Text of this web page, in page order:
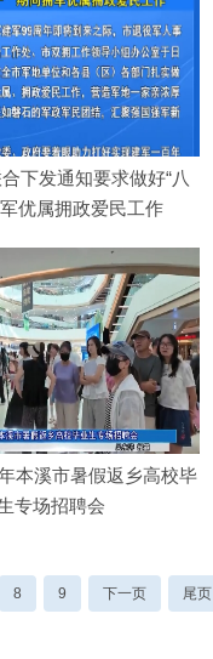
下发通知要求做好“八
优属拥政爱民工作
本溪市暑假返乡高校毕
专场招聘会
8 9 下一页 尾页